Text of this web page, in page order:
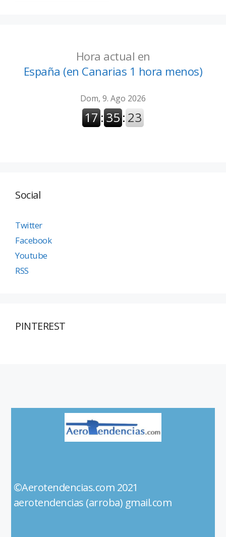
Hora actual en
España (en Canarias 1 hora menos)
Social
Twitter
Facebook
Youtube
RSS
PINTEREST
©Aerotendencias.com 2021
aerotendencias (arroba) gmail.com